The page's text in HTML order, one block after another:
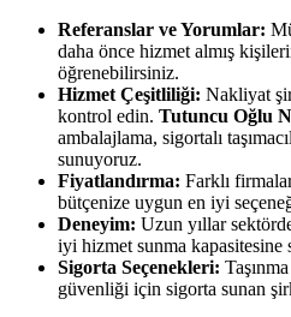
Referanslar ve Yorumlar:
daha önce hizmet almış
öğrenebilirsiniz.
Hizmet Çeşitliliği: Nakliyat
kontrol edin. Tutuncu Oğlu
ambalajlama, sigortalı
sunuyoruz.
Fiyatlandırma: Farklı
bütçenize uygun en iyi
Deneyim: Uzun yıllar
iyi hizmet sunma kapasitesine
Sigorta Seçenekleri: Taşınma
güvenliği için sigorta sunan